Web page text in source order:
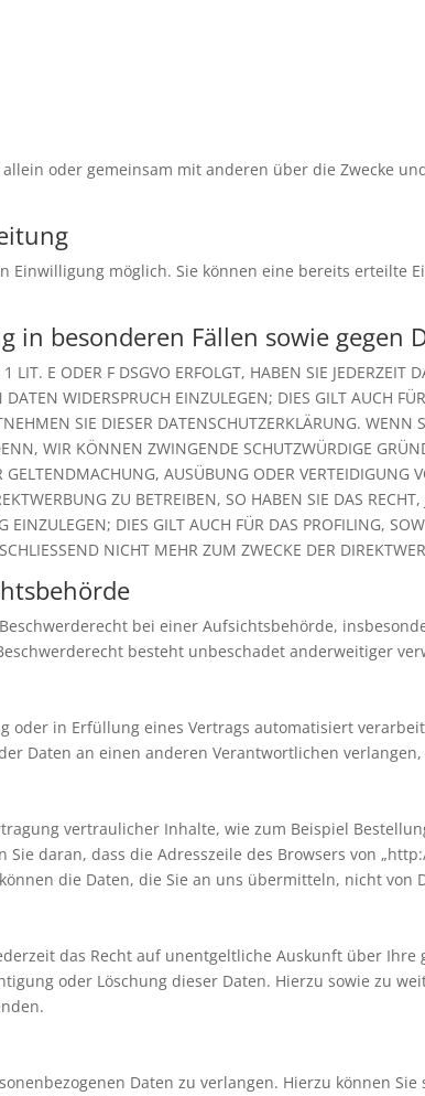
oder gemeinsam mit anderen über die Zwecke
möglich. Sie können eine bereits
besonderen Fällen sowie gegen
E ODER F DSGVO ERFOLGT, HABEN SIE
WIDERSPRUCH EINZULEGEN; DIES GILT AUCH
SIE DIESER DATENSCHUTZERKLÄRUNG. WENN
WIR KÖNNEN ZWINGENDE SCHUTZWÜRDIGE
AUSÜBUNG ODER VERTEIDIGUNG
ZU BETREIBEN, SO HABEN SIE DAS
DIES GILT AUCH FÜR DAS PROFILING,
NICHT MEHR ZUM ZWECKE DER
bei einer Aufsichtsbehörde,
besteht unbeschadet anderweitiger
oder in Erfüllung eines Vertrags automatisiert
Daten an einen anderen Verantwortlichen
vertraulicher Inhalte, wie zum Beispiel
daran, dass die Adresszeile des Browsers von
die Daten, die Sie an uns übermitteln, nicht von
das Recht auf unentgeltliche Auskunft über
oder Löschung dieser Daten. Hierzu sowie zu
Daten zu verlangen. Hierzu können